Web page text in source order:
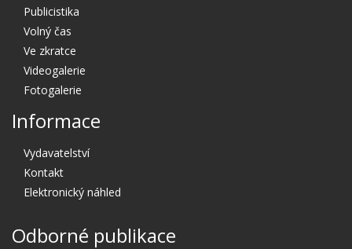
Publicistika
Volný čas
Ve zkratce
Videogalerie
Fotogalerie
Informace
Vydavatelství
Kontakt
Elektronický náhled
Odborné publikace